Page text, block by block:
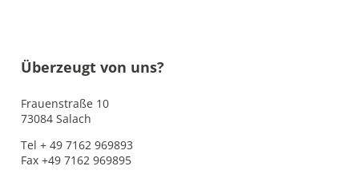
Überzeugt von uns?
Frauenstraße 10
73084 Salach
Tel + 49 7162 969893
Fax +49 7162 969895